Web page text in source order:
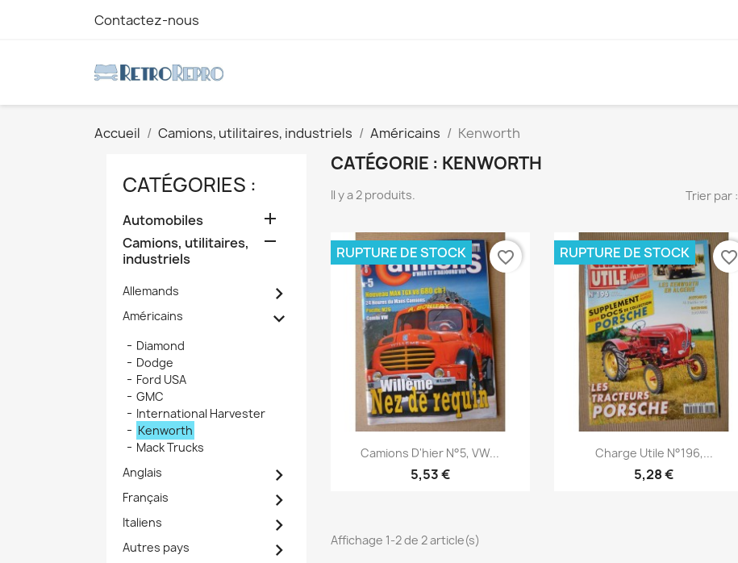
Contactez-nous
Accueil Camions, utilitaires, industriels Américains Kenworth
CATÉGORIES :
Automobiles 
Camions, utilitaires,
industriels

Allemands 
Américains 
Diamond
Dodge
Ford USA
GMC
International Harvester
Kenworth
Mack Trucks
Anglais

Français 
Italiens 
Autres pays 
CATÉGORIE : KENWORTH
Il y a 2 produits. Trier par :
Aperçu rapide
Camions D'hier N°5, VW...
5,53 €
RUPTURE DE STOCK favorite_border
Aperçu rapide
Charge Utile N°196,...
5,28 €
RUPTURE DE STOCK favorite_border
Affichage 1-2 de 2 article(s)